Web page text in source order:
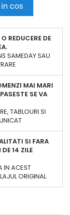
cos
REDUCERE DE
SAMEDAY SAU
MAI MARI
SE VA
TABLOURI SI
SI FARA
14 ZILE
IN ACEST
ORIGINAL